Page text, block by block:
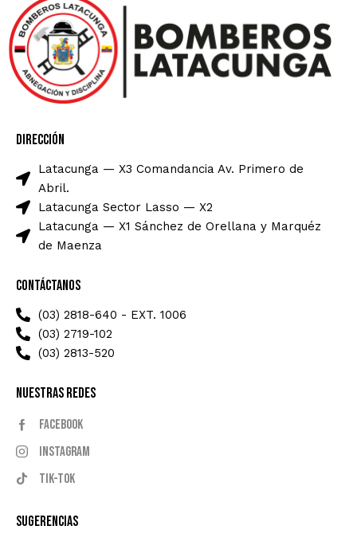
Dirección
Latacunga — X3 Comandancia Av. Primero de
Abril.
Latacunga Sector Lasso — X2
Latacunga — X1 Sánchez de Orellana y Marquéz
de Maenza
Contáctanos
(03) 2818-640 - EXT. 1006
(03) 2719-102
(03) 2813-520
Nuestras Redes
Facebook
Instagram
Tik-tok
Sugerencias